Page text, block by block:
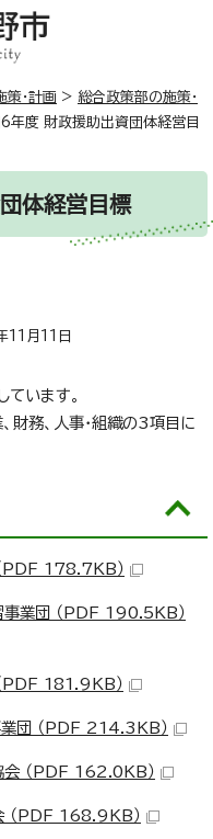
策・計画 > 総合政策部の施策・
年度 財政援助出資団体経営目
体経営目標
月11日
います。
財務、人事・組織の3項目に
PDF 178.7KB）
事業団 （PDF 190.5KB）
PDF 181.9KB）
団 （PDF 214.3KB）
会 （PDF 162.0KB）
（PDF 168.9KB）